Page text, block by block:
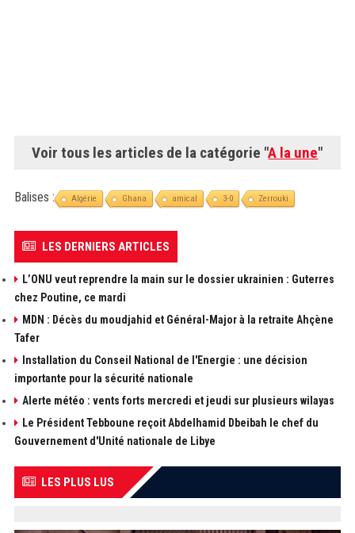
Voir tous les articles de la catégorie "A la une"
Balises : Algérie Ghana amical 3-0 Zerrouki
LES DERNIERS ARTICLES
L’ONU veut reprendre la main sur le dossier ukrainien : Guterres
chez Poutine, ce mardi
MDN : Décès du moudjahid et Général-Major à la retraite Ahçène
Tafer
Installation du Conseil National de l'Energie : une décision
importante pour la sécurité nationale
Alerte météo : vents forts mercredi et jeudi sur plusieurs wilayas
Le Président Tebboune reçoit Abdelhamid Dbeibah le chef du
Gouvernement d'Unité nationale de Libye
LES PLUS LUS